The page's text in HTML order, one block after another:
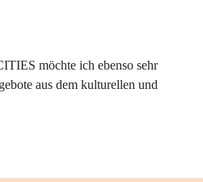
möchte ich ebenso sehr
aus dem kulturellen und